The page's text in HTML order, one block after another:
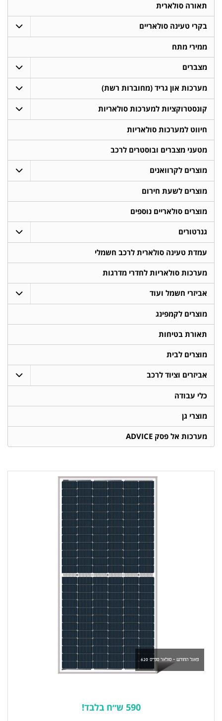
תאורה סולארית
בקרי טעינה סולאריים
ממירי מתח
מצברים
מערכות און גריד (מחוברות רשת)
קונסטרוקציות למערכות סולאריות
חיווט למערכות סולאריות
מטעני מצברים ובוסטרים לרכב
מוצרים לקרוואנים
מוצרים לשעת חירום
מוצרים סולאריים נוספים
גנרטורים
עמדת טעינה סולארית לרכב חשמלי
מערכות סולאריות לחדרי מדרגות
אביזרי חשמל ועוד
מוצרים לקמפינג
תאורת בטיחות
מוצרים לבית
אביזרים וציוד לרכב
כלי עבודה
מוצרי גן
מערכות אל פסק ADVICE
פאנל החודש - סולאר ספייס 620
590 ש״ח בלבד!